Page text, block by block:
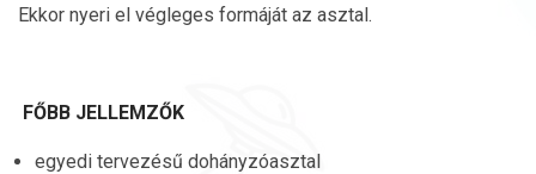
Ekkor nyeri el végleges formáját az asztal.
FŐBB JELLEMZŐK
egyedi tervezésű dohányzóasztal